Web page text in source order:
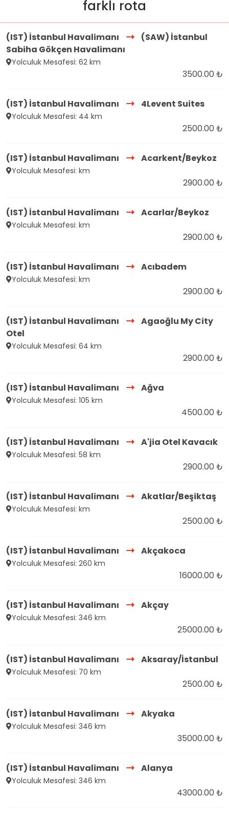
farklı rota
(IST) İstanbul Havalimanı
(SAW) İstanbul
Sabiha Gökçen Havalimanı
Yolculuk Mesafesi: 62 km
3500.00 ₺
(IST) İstanbul Havalimanı 4Levent Suites
Yolculuk Mesafesi: 44 km
2500.00 ₺
(IST) İstanbul Havalimanı Acarkent/Beykoz
Yolculuk Mesafesi: km
2900.00 ₺
(IST) İstanbul Havalimanı Acarlar/Beykoz
Yolculuk Mesafesi: km
2900.00 ₺
(IST) İstanbul Havalimanı Acıbadem
Yolculuk Mesafesi: km
2900.00 ₺
(IST) İstanbul Havalimanı
Agaoğlu My City
Otel
Yolculuk Mesafesi: 64 km
2900.00 ₺
(IST) İstanbul Havalimanı Ağva
Yolculuk Mesafesi: 105 km
4500.00 ₺
(IST) İstanbul Havalimanı A'jia Otel Kavacık
Yolculuk Mesafesi: 58 km
2900.00 ₺
(IST) İstanbul Havalimanı Akatlar/Beşiktaş
Yolculuk Mesafesi: km
2500.00 ₺
(IST) İstanbul Havalimanı Akçakoca
Yolculuk Mesafesi: 260 km
16000.00 ₺
(IST) İstanbul Havalimanı Akçay
Yolculuk Mesafesi: 346 km
25000.00 ₺
(IST) İstanbul Havalimanı Aksaray/İstanbul
Yolculuk Mesafesi: 70 km
2500.00 ₺
(IST) İstanbul Havalimanı Akyaka
Yolculuk Mesafesi: 346 km
35000.00 ₺
(IST) İstanbul Havalimanı Alanya
Yolculuk Mesafesi: 346 km
43000.00 ₺